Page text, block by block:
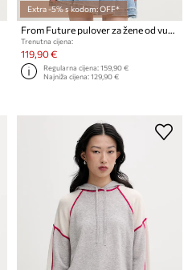
Extra -5% s kodom: OFF*
From Future pulover za žene od vune
Trenutna cijena:
119,90 €
Regularna cijena:159,90 €
Najniža cijena:129,90 €